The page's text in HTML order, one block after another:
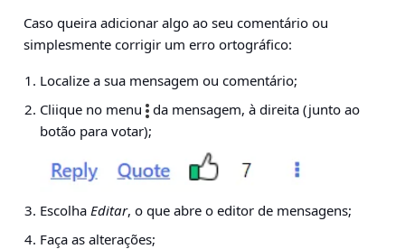
Caso queira adicionar algo ao seu comentário ou
simplesmente corrigir um erro ortográfico:
Localize a sua mensagem ou comentário;
Cliique no menu
da mensagem, à direita (junto ao
botão para votar);
Escolha Editar, o que abre o editor de mensagens;
Faça as alterações;